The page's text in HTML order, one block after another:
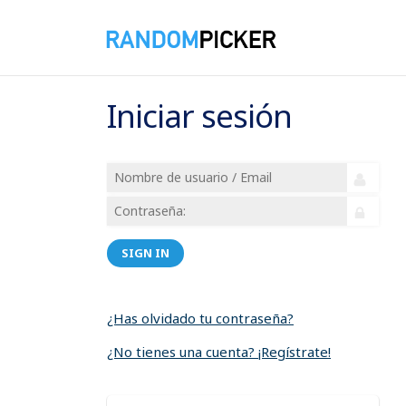
Iniciar sesión
SIGN IN
¿Has olvidado tu contraseña?
¿No tienes una cuenta? ¡Regístrate!